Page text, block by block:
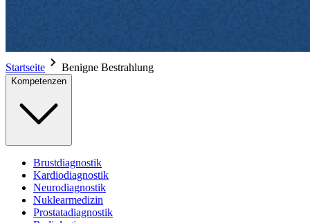
Startseite Benigne Bestrahlung
Kompetenzen
Brustdiagnostik
Kardiodiagnostik
Neurodiagnostik
Nuklearmedizin
Prostatadiagnostik